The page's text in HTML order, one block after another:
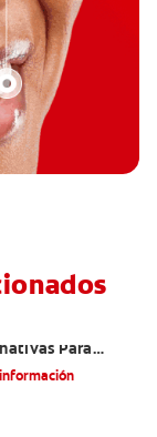
Para
Mi Sonrisa?